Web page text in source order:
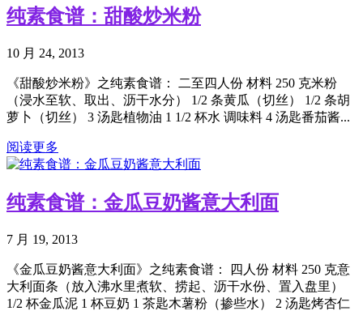
纯素食谱：甜酸炒米粉
10 月 24, 2013
《甜酸炒米粉》之纯素食谱： 二至四人份 材料 250 克米粉
（浸水至软、取出、沥干水分） 1/2 条黄瓜（切丝） 1/2 条胡
萝卜（切丝） 3 汤匙植物油 1 1/2 杯水 调味料 4 汤匙番茄酱...
阅读更多
纯素食谱：金瓜豆奶酱意大利面
7 月 19, 2013
《金瓜豆奶酱意大利面》之纯素食谱： 四人份 材料 250 克意
大利面条（放入沸水里煮软、捞起、沥干水份、置入盘里）
1/2 杯金瓜泥 1 杯豆奶 1 茶匙木薯粉（掺些水） 2 汤匙烤杏仁